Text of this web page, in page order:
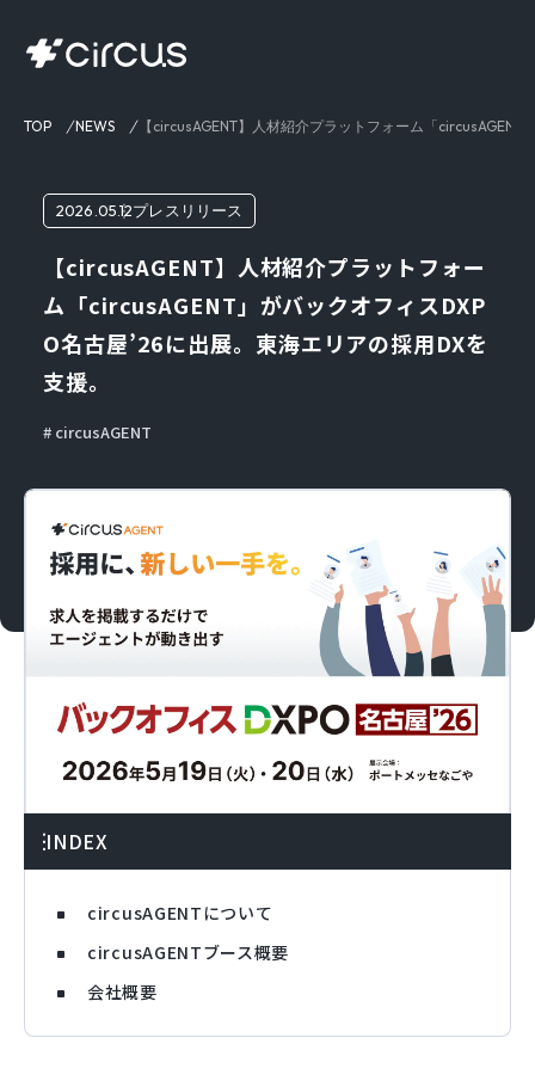
TOP NEWS 【circusAGENT】人材紹介プラットフォーム「
2026.05.12プレスリリース
【circusAGENT】人材紹介プラットフォー
ム「circusAGENT」がバックオフィスDXP
O名古屋’26に出展。東海エリアの採用DXを
支援。
circusAGENT
INDEX
circusAGENTについて
circusAGENTブース概要
会社概要